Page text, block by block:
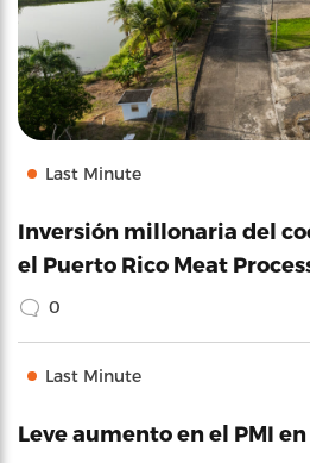
Last Minute
Inversión millonaria del
el Puerto Rico Meat
0
Last Minute
Leve aumento en el PMI